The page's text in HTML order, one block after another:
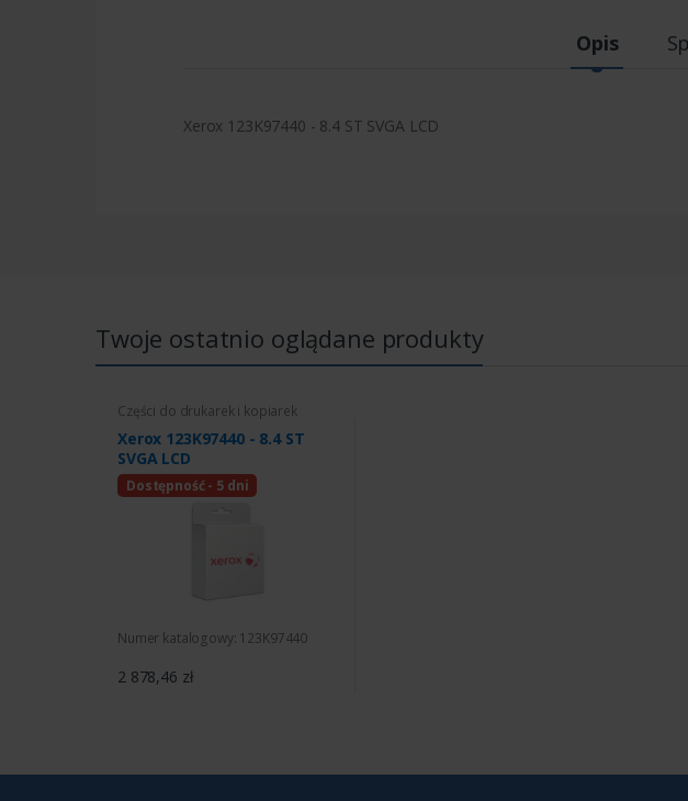
Opis
Xerox 123K97440 - 8.4 ST SVGA LCD
Twoje ostatnio oglądane produkty
Części do drukarek i kopiarek
Xerox 123K97440 - 8.4 ST
SVGA LCD
Dostępność - 5 dni
Numer katalogowy: 123K97440
2 878,46 zł